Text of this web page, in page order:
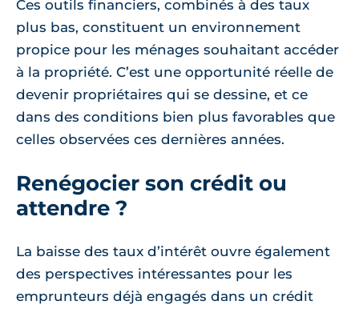
Ces outils financiers, combinés à des taux
plus bas, constituent un environnement
propice pour les ménages souhaitant accéder
à la propriété. C’est une opportunité réelle de
devenir propriétaires qui se dessine, et ce
dans des conditions bien plus favorables que
celles observées ces dernières années.
Renégocier son crédit ou
attendre ?
La baisse des taux d’intérêt ouvre également
des perspectives intéressantes pour les
emprunteurs déjà engagés dans un crédit